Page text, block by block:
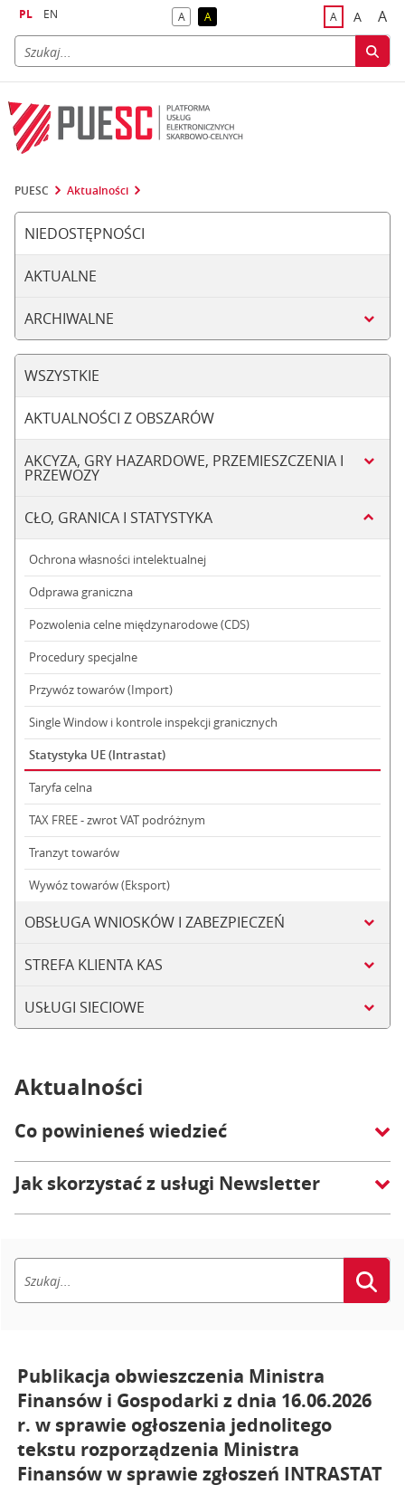
PL EN Akontrast domyślny
Akontrast żółty tekst na czarnym tle
Adomyślna
A A
PUESC Aktualności
NIEDOSTĘPNOŚCI
AKTUALNE
ARCHIWALNE
WSZYSTKIE
AKTUALNOŚCI Z OBSZARÓW
AKCYZA, GRY HAZARDOWE, PRZEMIESZCZENIA I
PRZEWOZY
CŁO, GRANICA I STATYSTYKA
Ochrona własności intelektualnej
Odprawa graniczna
Pozwolenia celne międzynarodowe (CDS)
Procedury specjalne
Przywóz towarów (Import)
Single Window i kontrole inspekcji granicznych
Statystyka UE (Intrastat)
Taryfa celna
TAX FREE - zwrot VAT podróżnym
Tranzyt towarów
Wywóz towarów (Eksport)
OBSŁUGA WNIOSKÓW I ZABEZPIECZEŃ
STREFA KLIENTA KAS
USŁUGI SIECIOWE
Aktualności
Co powinieneś wiedzieć
Jak skorzystać z usługi Newsletter
Publikacja obwieszczenia Ministra
Finansów i Gospodarki z dnia 16.06.2026
r. w sprawie ogłoszenia jednolitego
tekstu rozporządzenia Ministra
Finansów w sprawie zgłoszeń INTRASTAT